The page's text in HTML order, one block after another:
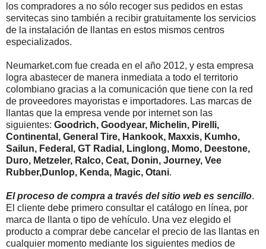
los compradores a no sólo recoger sus pedidos en estas
servitecas sino también a recibir gratuitamente los servicios
de la instalación de llantas en estos mismos centros
especializados.
Neumarket.com fue creada en el año 2012, y esta empresa
logra abastecer de manera inmediata a todo el territorio
colombiano gracias a la comunicación que tiene con la red
de proveedores mayoristas e importadores. Las marcas de
llantas que la empresa vende por internet son las
siguientes: Goodrich, Goodyear, Michelin, Pirelli,
Continental, General Tire, Hankook, Maxxis, Kumho,
Sailun, Federal, GT Radial, Linglong, Momo, Deestone,
Duro, Metzeler, Ralco, Ceat, Donin, Journey, Vee
Rubber,Dunlop, Kenda, Magic, Otani.
El proceso de compra a través del sitio web es sencillo.
El cliente debe primero consultar el catálogo en línea, por
marca de llanta o tipo de vehículo. Una vez elegido el
producto a comprar debe cancelar el precio de las llantas en
cualquier momento mediante los siguientes medios de